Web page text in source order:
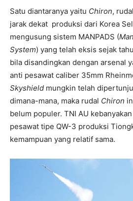
Satu diantaranya yaitu Chiron,
jarak dekat produksi dari Korea
mengusung sistem MANPADS (
System) yang telah eksis sejak
bila disandingkan dengan arsenal
anti pesawat caliber 35mm
Skyshield mungkin telah
dimana-mana, maka rudal Chiron
belum populer. TNI AU
pesawat tipe QW-3 produksi
kemampuan yang relatif sama.